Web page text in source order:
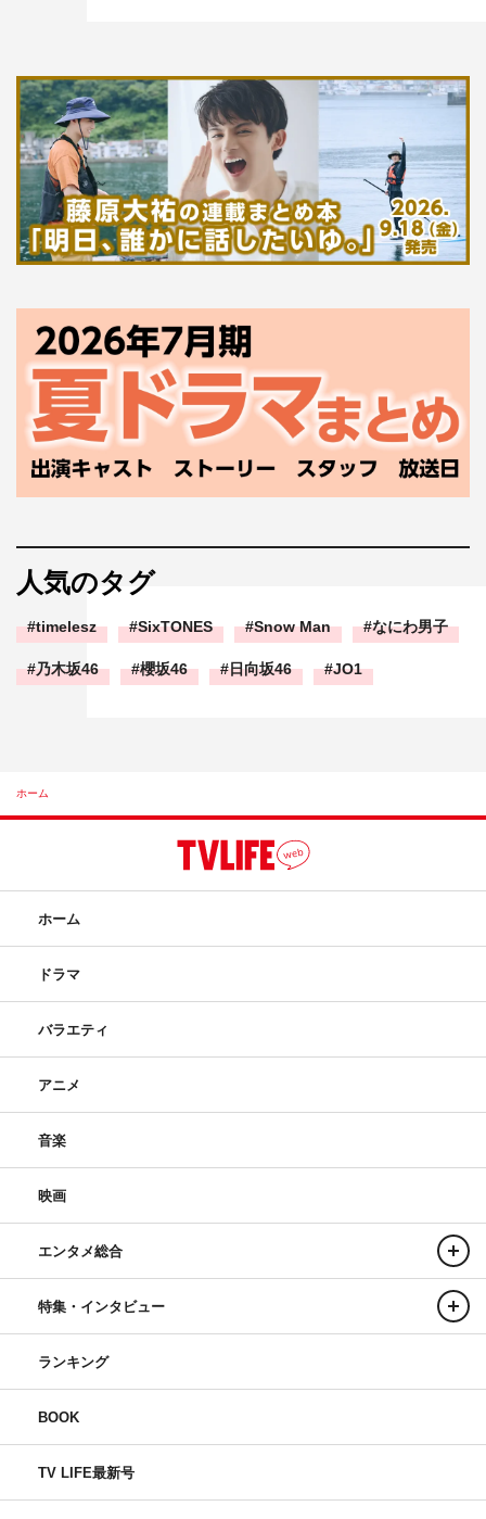
人気のタグ
timelesz SixTONES Snow Man なにわ男子
乃木坂46 櫻坂46 日向坂46 JO1
ホーム
ホーム
ドラマ
バラエティ
アニメ
音楽
映画
エンタメ総合
特集・インタビュー
ランキング
BOOK
TV LIFE最新号